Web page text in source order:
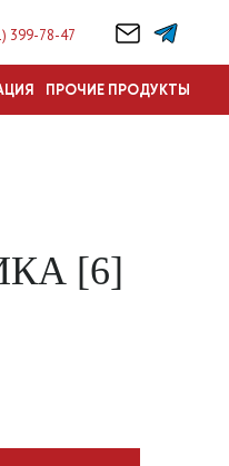
399-78-47
ПРОЧИЕ ПРОДУКТЫ
[6]